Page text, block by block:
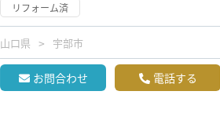
リフォーム済
山口県 宇部市
お問合わせ 電話する